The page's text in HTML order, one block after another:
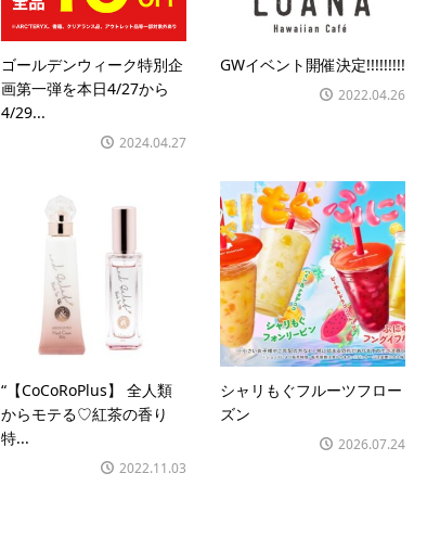
ゴールデンウィーク特別企
画第一弾を本日4/27から
4/29...
2024.04.27
GWイベント開催決定!!!!!!!!!
2022.04.26
“【CoCoRoPlus】 全人類
からモテる♡紅茶の香り
特...
2022.11.03
シャリもぐフルーツフロー
ズン
2026.07.24